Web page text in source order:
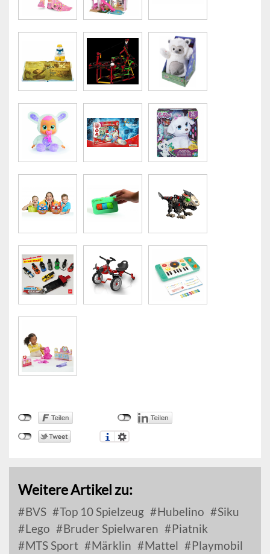
Weitere Artikel zu:
BVS Top 10 Spielzeug Hubelino
Siku
Lego
Bruder Spielwaren
Piatnik
MTS Sport
Märklin Mattel
Playmobil